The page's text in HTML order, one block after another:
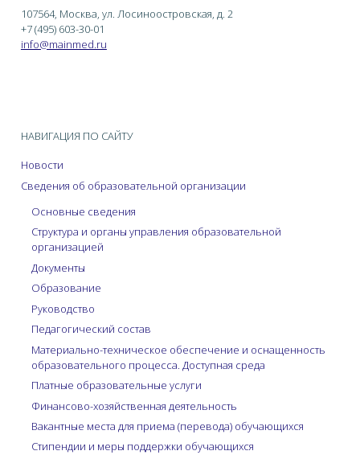
107564, Москва, ул. Лосиноостровская, д. 2
+7 (495) 603-30-01
info@mainmed.ru
НАВИГАЦИЯ ПО САЙТУ
Новости
Сведения об образовательной организации
Основные сведения
Структура и органы управления образовательной
организацией
Документы
Образование
Руководство
Педагогический состав
Материально-техническое обеспечение и оснащенность
образовательного процесса. Доступная среда
Платные образовательные услуги
Финансово-хозяйственная деятельность
Вакантные места для приема (перевода) обучающихся
Стипендии и меры поддержки обучающихся